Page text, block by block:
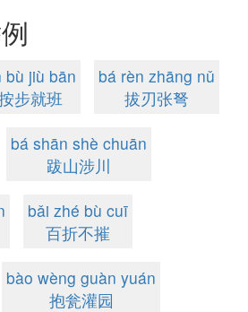
bù jiù bān
步就班
bá rèn zhāng nǔ
拔刃张弩
bá shān shè chuān
跋山涉川
bǎi zhé bù cuī
百折不摧
bào wèng guàn yuán
抱瓮灌园